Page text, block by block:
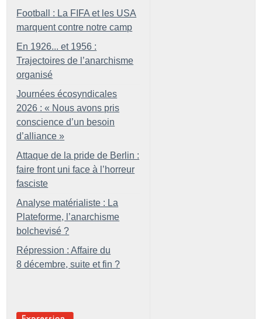
Football : La FIFA et les USA
marquent contre notre camp
En 1926... et 1956 :
Trajectoires de l’anarchisme
organisé
Journées écosyndicales
2026 : « Nous avons pris
conscience d’un besoin
d’alliance »
Attaque de la pride de Berlin :
faire front uni face à l’horreur
fasciste
Analyse matérialiste : La
Plateforme, l’anarchisme
bolchevisé ?
Répression : Affaire du
8 décembre, suite et fin ?